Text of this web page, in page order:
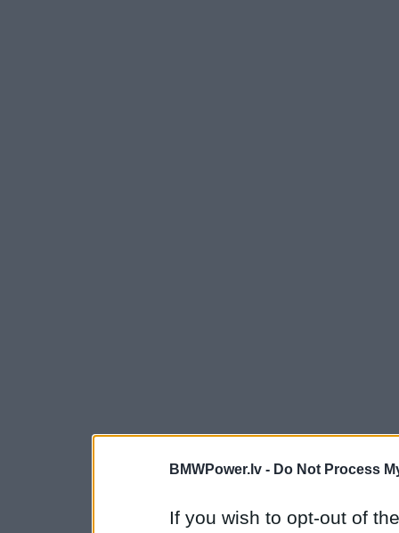
BMWPower.lv - Do Not Process
If you wish to opt-out of